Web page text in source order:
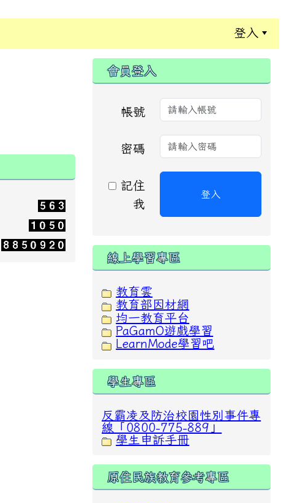
登入
:::
會員登入
帳號
密碼
記住
我
登入
線上學習專區
教育雲
教育部因材網
均一教育平台
PaGamO遊戲學習
LearnMode學習吧
學生專區
反霸凌及防治校園性別事件專
線「0800-775-889」
學生申訴手冊
原住民族教育參考專區